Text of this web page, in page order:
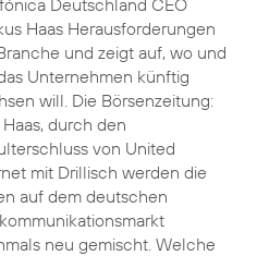
Deutschland CEO
Haas Herausforderungen
und zeigt auf, wo und
Unternehmen künftig
will. Die Börsenzeitung:
durch den
von United
mit Drillisch werden die
auf dem deutschen
neu gemischt. Welche